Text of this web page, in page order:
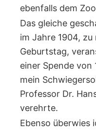
ebenfalls dem
Das gleiche
im Jahre 1904, zu
Geburtstag,
einer Spende von
mein
Professor Dr.
verehrte.
Ebenso überwies